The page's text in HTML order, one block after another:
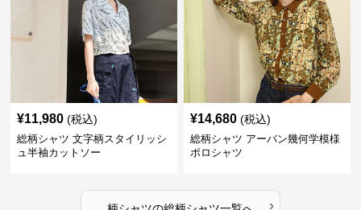
¥11,980 (税込)
総柄シャツ 文字柄スタイリッシ
ュ半袖カットソー
¥14,680 (税込)
総柄シャツ アーバン幾何学模様
ポロシャツ
›